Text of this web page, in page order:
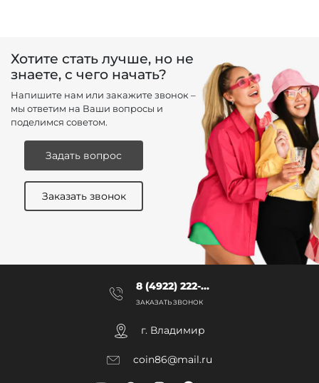
Хотите стать лучше, но не
знаете, с чего начать?
Напишите нам или закажите звонок –
мы ответим на Ваши вопросы и
поделимся советом.
Задать вопрос
Заказать звонок
8 (4922) 222-...
ЗАКАЗАТЬ ЗВОНОК
г. Владимир
coin86@mail.ru